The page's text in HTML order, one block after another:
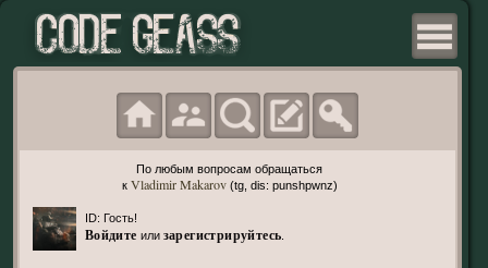
По любым вопросам обращаться
к Vladimir Makarov(tg, dis: punshpwnz)
ID: Гость!
Войдите или зарегистрируйтесь